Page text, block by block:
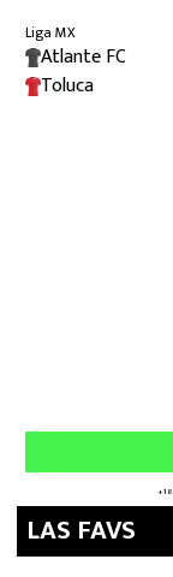
LAS FAVS